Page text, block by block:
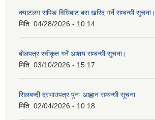
क्याटलग सपिङ विधिबाट बस खरिद गर्ने सम्बन्धी सूचना।
मिति: 04/28/2026 - 10:14
बोलपत्र स्वीकृत गर्ने आशय सम्बन्धी सूचना।
मिति: 03/10/2026 - 15:17
सिलबन्दी दरभाउपत्र पुनः आह्वान सम्बन्धी सूचना
मिति: 02/04/2026 - 10:18